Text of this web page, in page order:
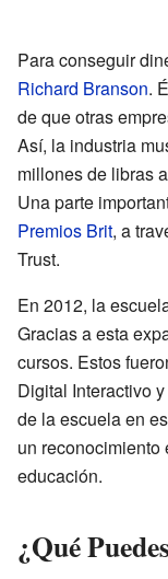
Para conseguir
Richard Branson.
de que otras
Así, la industria
millones de libras
Una parte
Premios Brit, a
Trust.
En 2012, la
Gracias a esta
cursos. Estos
Digital Interactivo
de la escuela en
un reconocimiento
educación.
¿Qué